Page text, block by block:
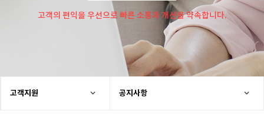
고객의 편익을 우선으로 빠른 소통과 개선을 약속합니다.
고객지원 공지사항